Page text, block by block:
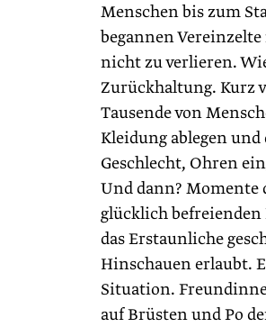
Menschen bis zum
begannen
nicht zu verlieren.
Zurückhaltung. Kurz
Tausende von
Kleidung ablegen
Geschlecht, Ohren
Und dann? Momente
glücklich
das Erstaunliche
Hinschauen erlaubt.
Situation.
auf Brüsten und Po